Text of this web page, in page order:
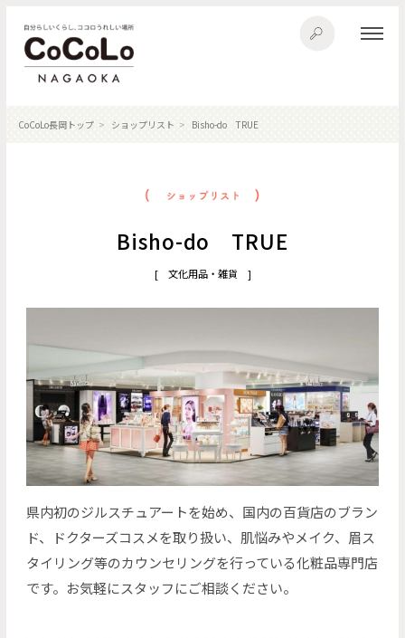
CoCoLo長岡トップ ショップリスト Bisho-do TRUE
Bisho-do TRUE
[ 文化用品・雑貨 ]
県内初のジルスチュアートを始め、国内の百貨店のブラン
ド、ドクターズコスメを取り扱い、肌悩みやメイク、眉ス
タイリング等のカウンセリングを行っている化粧品専門店
です。お気軽にスタッフにご相談ください。